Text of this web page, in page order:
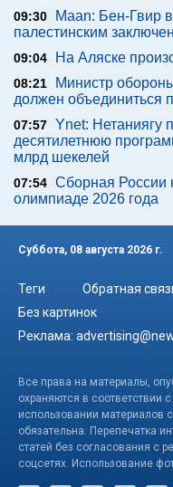
09:30
Maan: Бен-Гвир
палестинским
09:04 На Аляске
08:21
Министр
должен объединиться
07:57 Ynet: Нетаниягу
десятилетнюю
млрд шекелей
07:54 Сборная России
олимпиаде 2026 года
Суббота, 08 августа 2026 г.
Теги Обратная
Без картинок
Реклама:
Все права на материалы,
охраняются в соответствии
использовании материалов
обязательна. Перепечатка
статей без согласования с
соцсетях. Использование